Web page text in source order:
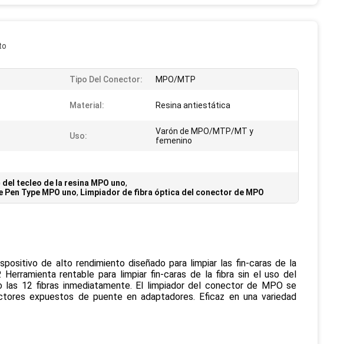
Tipo Del Conector: MPO/MTP
Material: Resina antiestática
Uso:
Varón de MPO/MTP/MT y
femenino
tecleo de la resina MPO uno,
Type MPO uno, Limpiador de fibra óptica del conector de MPO
de alto rendimiento diseñado para limpiar las fin-caras de la
rentable para limpiar fin-caras de la fibra sin el uso del
las 12 fibras inmediatamente. El limpiador del conector de MPO se
expuestos de puente en adaptadores. Eficaz en una variedad